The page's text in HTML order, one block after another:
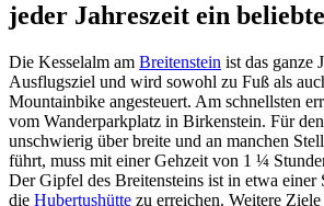
jeder Jahreszeit ein
Die Kesselalm am Breitenstein ist das ganze
Ausflugsziel und wird sowohl zu Fuß als
Mountainbike angesteuert. Am schnellsten
vom Wanderparkplatz in Birkenstein. Für
unschwierig über breite und an manchen
führt, muss mit einer Gehzeit von 1 ¼
Der Gipfel des Breitensteins ist in etwa einer
die Hubertushütte zu erreichen. Weitere